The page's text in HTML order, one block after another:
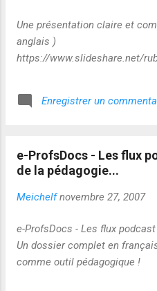
Une présentation claire et
anglais )
https://www.slideshare.net/
Enregistrer un
e-ProfsDocs - Les flux
de la pédagogie...
Meichelf novembre 27, 2007
e-ProfsDocs - Les flux
Un dossier complet en
comme outil pédagogique !